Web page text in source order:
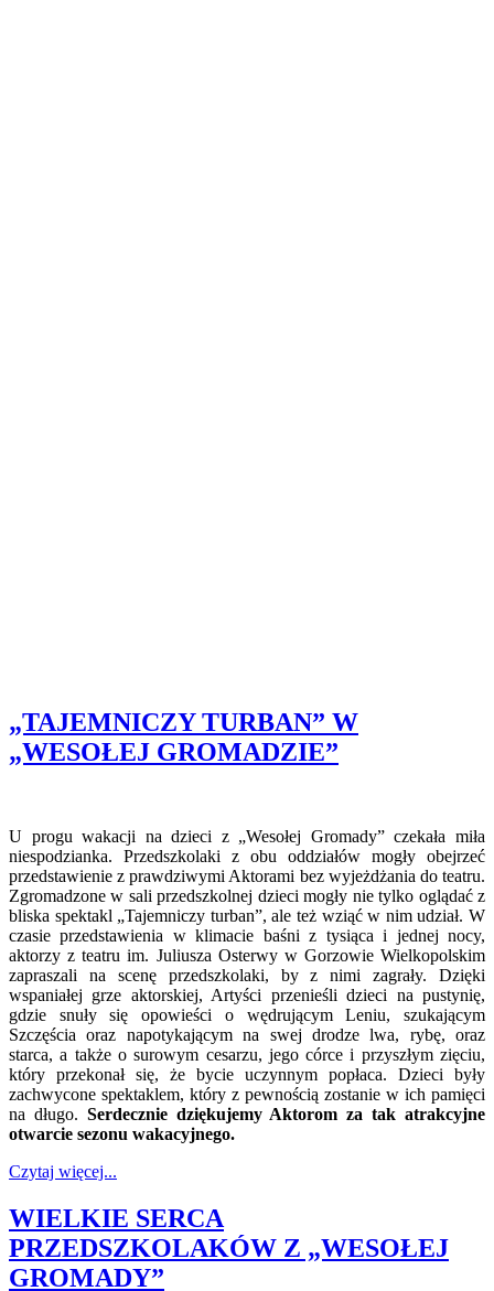
„TAJEMNICZY TURBAN” W
„WESOŁEJ GROMADZIE”
U progu wakacji na dzieci z „Wesołej Gromady” czekała miła
niespodzianka. Przedszkolaki z obu oddziałów mogły obejrzeć
przedstawienie z prawdziwymi Aktorami bez wyjeżdżania do teatru.
Zgromadzone w sali przedszkolnej dzieci mogły nie tylko oglądać z
bliska spektakl „Tajemniczy turban”, ale też wziąć w nim udział. W
czasie przedstawienia w klimacie baśni z tysiąca i jednej nocy,
aktorzy z teatru im. Juliusza Osterwy w Gorzowie Wielkopolskim
zapraszali na scenę przedszkolaki, by z nimi zagrały. Dzięki
wspaniałej grze aktorskiej, Artyści przenieśli dzieci na pustynię,
gdzie snuły się opowieści o wędrującym Leniu, szukającym
Szczęścia oraz napotykającym na swej drodze lwa, rybę, oraz
starca, a także o surowym cesarzu, jego córce i przyszłym zięciu,
który przekonał się, że bycie uczynnym popłaca. Dzieci były
zachwycone spektaklem, który z pewnością zostanie w ich pamięci
na długo. Serdecznie dziękujemy Aktorom za tak atrakcyjne
otwarcie sezonu wakacyjnego.
Czytaj więcej...
WIELKIE SERCA
PRZEDSZKOLAKÓW Z „WESOŁEJ
GROMADY”